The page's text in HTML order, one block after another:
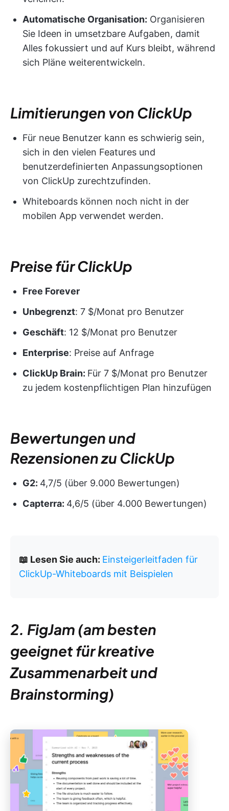
Automatische Organisation: Organisieren
Sie Ideen in umsetzbare Aufgaben, damit
Alles fokussiert und auf Kurs bleibt, während
sich Pläne weiterentwickeln.
Limitierungen von ClickUp
Für neue Benutzer kann es schwierig sein,
sich in den vielen Features und
benutzerdefinierten Anpassungsoptionen
von ClickUp zurechtzufinden.
Whiteboards können noch nicht in der
mobilen App verwendet werden.
Preise für ClickUp
Free Forever
Unbegrenzt: 7 $/Monat pro Benutzer
Geschäft: 12 $/Monat pro Benutzer
Enterprise: Preise auf Anfrage
ClickUp Brain: Für 7 $/Monat pro Benutzer
zu jedem kostenpflichtigen Plan hinzufügen
Bewertungen und
Rezensionen zu ClickUp
G2: 4,7/5 (über 9.000 Bewertungen)
Capterra: 4,6/5 (über 4.000 Bewertungen)
📖 Lesen Sie auch: Einsteigerleitfaden für
ClickUp-Whiteboards mit Beispielen
2. FigJam (am besten
geeignet für kreative
Zusammenarbeit und
Brainstorming)